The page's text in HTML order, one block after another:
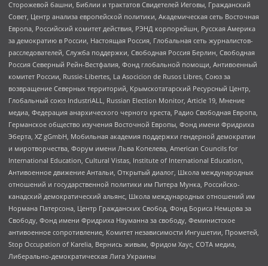
Сторожевой башни, Библии и трактатов Свидетелей Иеговы, Гражданский
Совет, Центр анализа европейской политики, Академическая сеть Восточная
Европа, Российский комитет действия, РЭНД корпорейшн, Русская Америка
за демократию в России, Настоящая Россия, Глобальная сеть журналистов-
расследователей, Служба поддержки, Свободная Россия Берлин, Свободная
Россия Северный Рейн-Вестфалия, Фонд глобальной помощи, Антивоенный
комитет России, Russie-Libertes, La Asocicion de Rusos Libres, Союз за
возвращение Северных территорий, Крымскотатарский Ресурсный Центр,
Глобальный союз IndustriALL, Russian Election Monitor, Article 19, Мнение
медиа, Федерация анархического черного креста, Радио Свободная Европа,
Германское общество изучения Восточной Европы, Фонд имени Фридриха
Эберта, XZ gGmbH, Мобильная академия поддержки гендерной демократии
и миротворчества, Форум имени Льва Копелева, American Councils for
International Education, Cultural Vistas, Institute of International Education,
Антивоенное движение Антальи, Открытый диалог, Школа международных
отношений и государственной политики им Питера Мунка, Российско-
канадский демократический альянс, Школа международных отношений им
Нормана Патерсона, Центр Гражданских Свобод, Фонд Бориса Немцова за
Свободу, Фонд имени Фридриха Науманна за свободу, Феминистское
антивоенное сопротивление, Комитет независимости Ингушетии, Прометей,
Stop Occupation of Karelia, Вернись живым, Фридом Хаус, СОТА медиа,
Либерально-демократическая Лига Украины